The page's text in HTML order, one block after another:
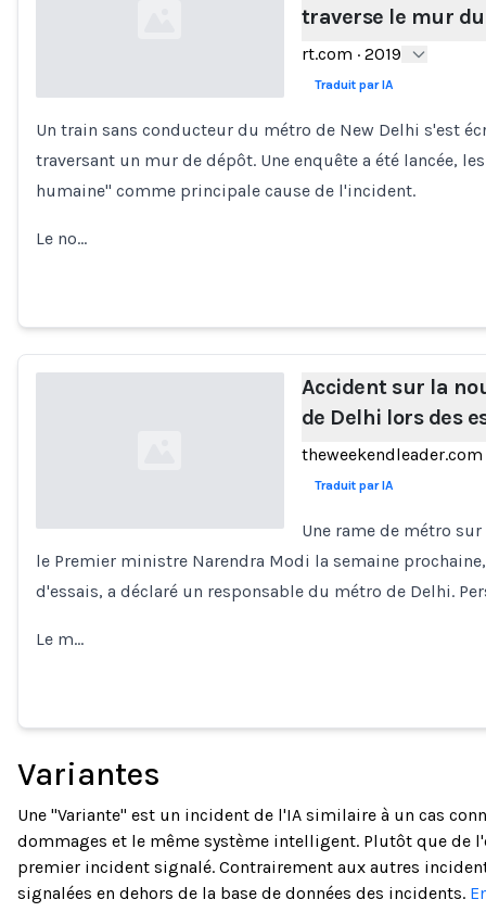
traverse le mur du
rt.com · 2019
Traduit par IA
Un train sans conducteur du métro de New Delhi s'est
traversant un mur de dépôt. Une enquête a été lancée,
humaine" comme principale cause de l'incident.
Le no…
Accident sur la
de Delhi lors des
theweekendleader.com
Traduit par IA
Une rame de métro
le Premier ministre Narendra Modi la semaine
d'essais, a déclaré un responsable du métro de Delhi.
Le m…
Variantes
Une "Variante" est un incident de l'IA similaire à un cas
dommages et le même système intelligent. Plutôt que de
premier incident signalé. Contrairement aux autres
signalées en dehors de la base de données des incidents.